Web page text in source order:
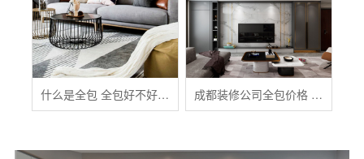
什么是全包 全包好不好 全包装修注意事项有哪些 成都装修公司全包价格 成都全包装修多少钱一平